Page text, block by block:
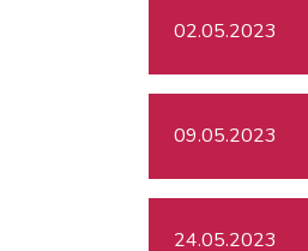
02.05.2023
09.05.2023
24.05.2023